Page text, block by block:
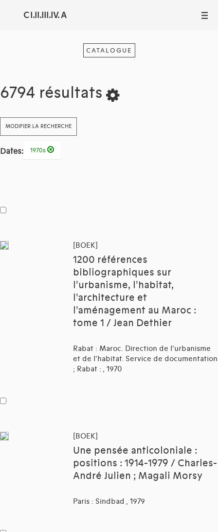
C I.II.III.IV. A III
CATALOGUE
6794 résultats
MODIFIER LA RECHERCHE
Dates: 1970s
[BOEK]
1200 références
bibliographiques sur
l'urbanisme, l'habitat,
l'architecture et
l'aménagement au Maroc :
tome 1 / Jean Dethier
Rabat : Maroc. Direction de l'urbanisme
et de l'habitat. Service de documentation
; Rabat : , 1970
[BOEK]
Une pensée anticoloniale :
positions : 1914-1979 / Charles-
André Julien ; Magali Morsy
Paris : Sindbad , 1979